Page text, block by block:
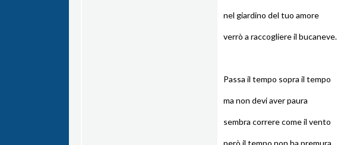
nel giardino del tuo amore
verrò a raccogliere il bucaneve.
Passa il tempo sopra il tempo
ma non devi aver paura
sembra correre come il vento